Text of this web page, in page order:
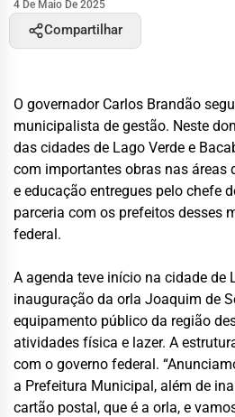
4 De Maio De 2025
Compartilhar
O governador Carlos Brandão
municipalista de gestão. Neste
das cidades de Lago Verde e
com importantes obras nas áreas
e educação entregues pelo chefe
parceria com os prefeitos desses
federal.
A agenda teve início na cidade de
inauguração da orla Joaquim de
equipamento público da região
atividades física e lazer. A
com o governo federal.
a Prefeitura Municipal, além de
cartão postal, que é a orla, e